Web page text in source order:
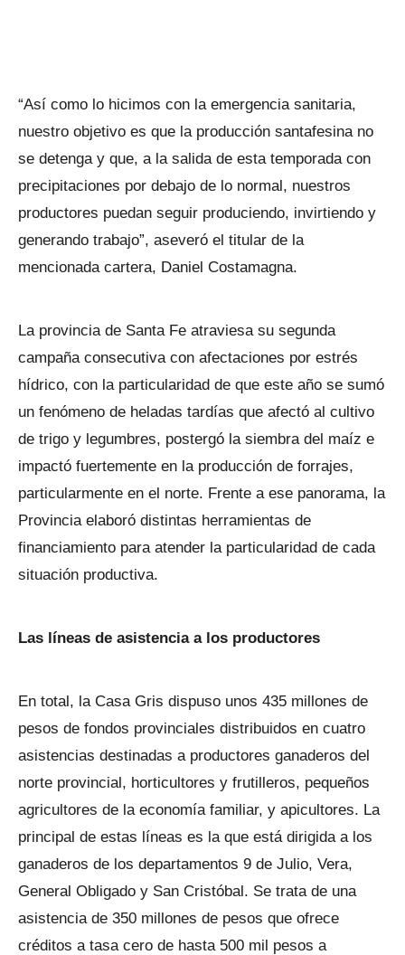
“Así como lo hicimos con la emergencia sanitaria,
nuestro objetivo es que la producción santafesina no
se detenga y que, a la salida de esta temporada con
precipitaciones por debajo de lo normal, nuestros
productores puedan seguir produciendo, invirtiendo y
generando trabajo”, aseveró el titular de la
mencionada cartera, Daniel Costamagna.
La provincia de Santa Fe atraviesa su segunda
campaña consecutiva con afectaciones por estrés
hídrico, con la particularidad de que este año se sumó
un fenómeno de heladas tardías que afectó al cultivo
de trigo y legumbres, postergó la siembra del maíz e
impactó fuertemente en la producción de forrajes,
particularmente en el norte. Frente a ese panorama, la
Provincia elaboró distintas herramientas de
financiamiento para atender la particularidad de cada
situación productiva.
Las líneas de asistencia a los productores
En total, la Casa Gris dispuso unos 435 millones de
pesos de fondos provinciales distribuidos en cuatro
asistencias destinadas a productores ganaderos del
norte provincial, horticultores y frutilleros, pequeños
agricultores de la economía familiar, y apicultores. La
principal de estas líneas es la que está dirigida a los
ganaderos de los departamentos 9 de Julio, Vera,
General Obligado y San Cristóbal. Se trata de una
asistencia de 350 millones de pesos que ofrece
créditos a tasa cero de hasta 500 mil pesos a